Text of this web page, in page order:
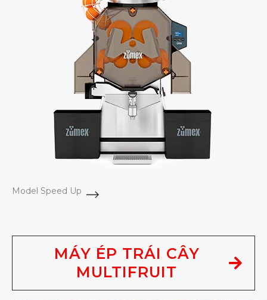
Model Speed Up
MÁY ÉP TRÁI CÂY
MULTIFRUIT